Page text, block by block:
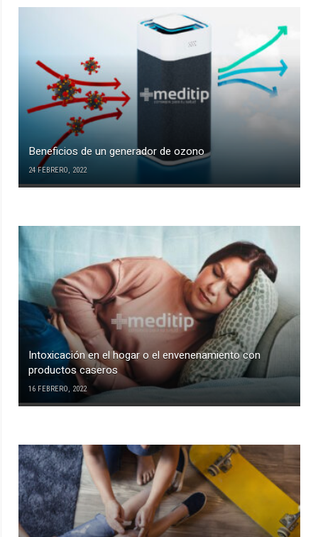
Beneficios de un generador de ozono
24 FEBRERO, 2022
Intoxicación en el hogar o el envenenamiento con
productos caseros
16 FEBRERO, 2022